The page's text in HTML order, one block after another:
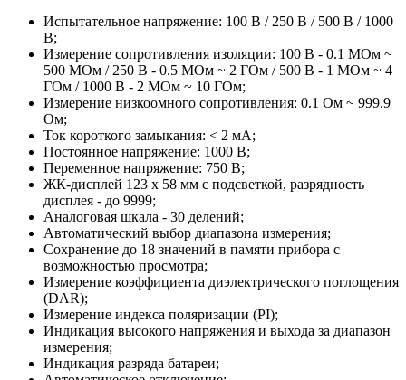
Испытательное напряжение: 100 В / 250 В / 500 В / 1000
В;
Измерение сопротивления изоляции: 100 В - 0.1 МОм ~
500 МОм / 250 В - 0.5 МОм ~ 2 ГОм / 500 В - 1 МОм ~ 4
ГОм / 1000 В - 2 МОм ~ 10 ГОм;
Измерение низкоомного сопротивления: 0.1 Ом ~ 999.9
Ом;
Ток короткого замыкания: < 2 мА;
Постоянное напряжение: 1000 В;
Переменное напряжение: 750 В;
ЖК-дисплей 123 х 58 мм с подсветкой, разрядность
дисплея - до 9999;
Аналоговая шкала - 30 делений;
Автоматический выбор диапазона измерения;
Сохранение до 18 значений в памяти прибора с
возможностью просмотра;
Измерение коэффициента диэлектрического поглощения
(DAR);
Измерение индекса поляризации (PI);
Индикация высокого напряжения и выхода за диапазон
измерения;
Индикация разряда батареи;